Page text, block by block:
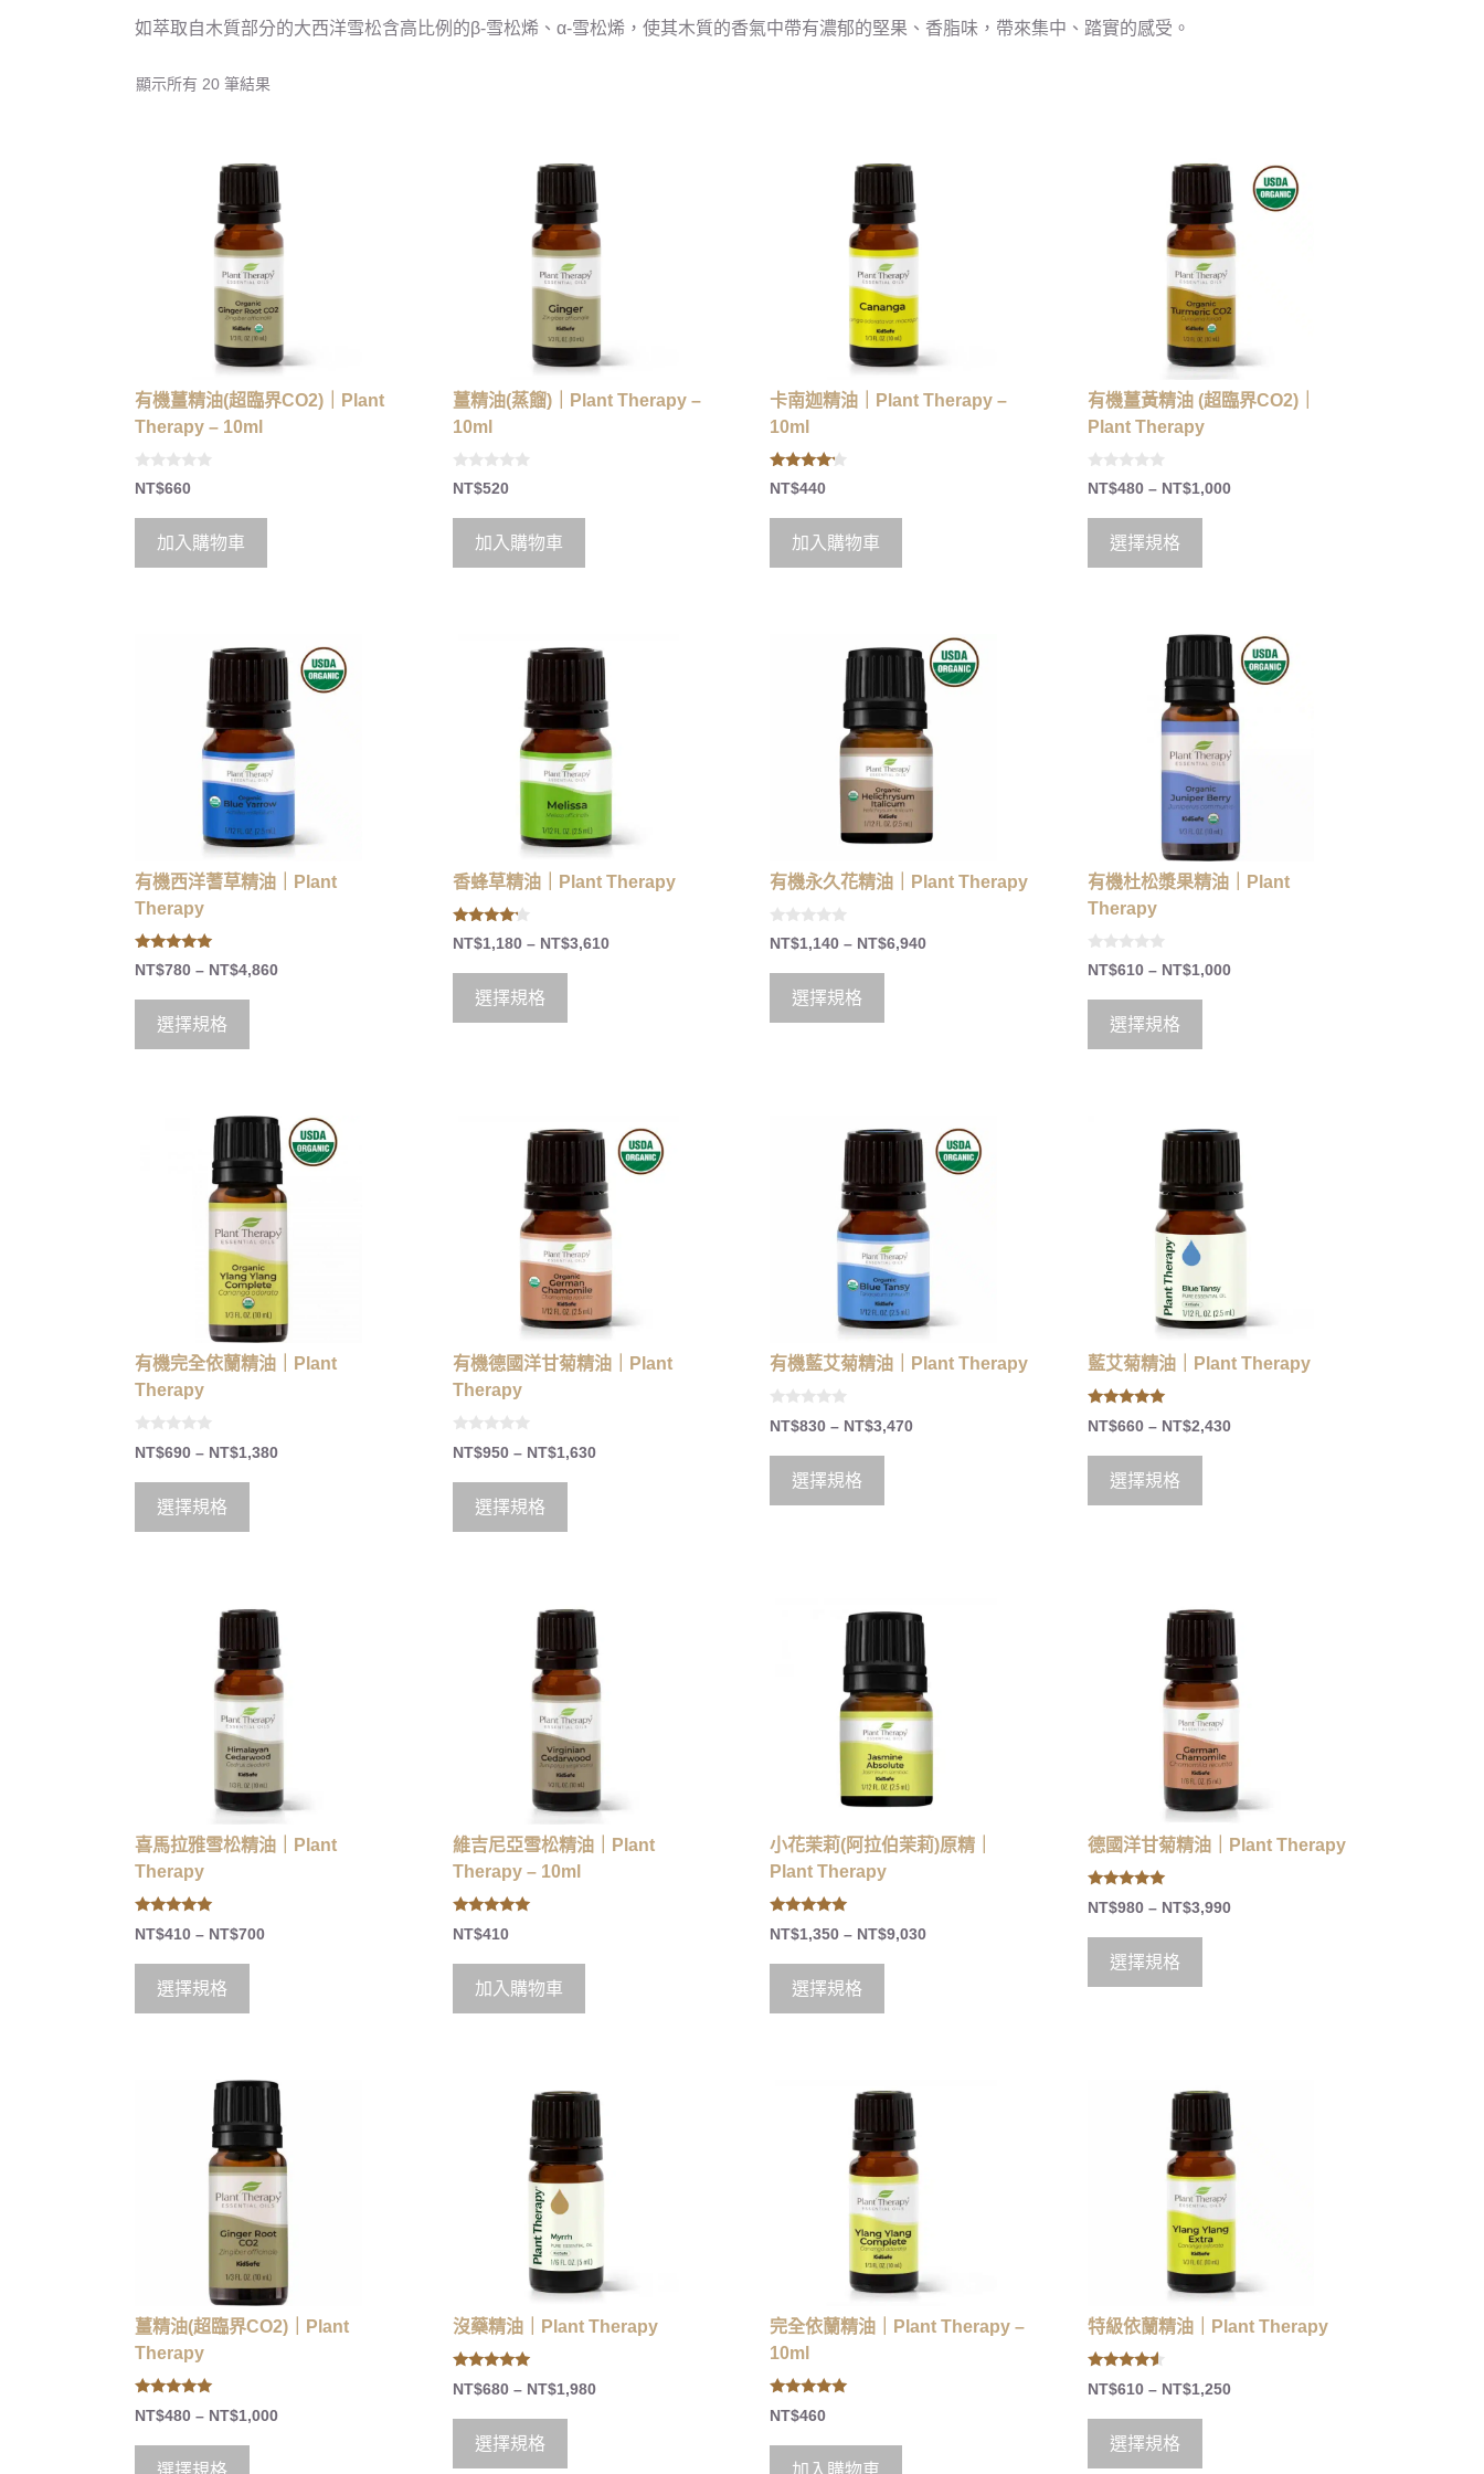
如萃取自木質部分的大西洋雪松含高比例的β-雪松烯、α-雪松烯，使其木質的香氣中帶有濃郁的堅果、香脂味，帶來集中、踏實的感受。
顯示所有 20 筆結果
有機薑精油(超臨界CO2)｜Plant
Therapy – 10ml
0
o
5
NT$660
加入購物車
薑精油(蒸餾)｜Plant Therapy –
10ml
0
o
5
NT$520
加入購物車
卡南迦精油｜Plant Therapy –
10ml
4.00
out of 5
NT$440
加入購物車
有機薑黃精油 (超臨界CO2)｜
Plant Therapy
0
o
5
NT$480 – NT$1,000
選擇規格
有機西洋蓍草精油｜Plant
Therapy
5.00
out of 5
NT$780 – NT$4,860
選擇規格
香蜂草精油｜Plant Therapy
4.00
out of 5
NT$1,180 – NT$3,610
選擇規格
有機永久花精油｜Plant Therapy
0
o
5
NT$1,140 – NT$6,940
選擇規格
有機杜松漿果精油｜Plant
Therapy
0
o
5
NT$610 – NT$1,000
選擇規格
有機完全依蘭精油｜Plant
Therapy
0
o
t
5
NT$690 – NT$1,380
選擇規格
有機德國洋甘菊精油｜Plant
Therapy
0
o
t
5
NT$950 – NT$1,630
選擇規格
有機藍艾菊精油｜Plant Therapy
0
o
t
5
NT$830 – NT$3,470
選擇規格
藍艾菊精油｜Plant Therapy
5.00
out of 5
NT$660 – NT$2,430
選擇規格
喜馬拉雅雪松精油｜Plant
Therapy
5.00
out of 5
NT$410 – NT$700
選擇規格
維吉尼亞雪松精油｜Plant
Therapy – 10ml
5.00
out of 5
NT$410
加入購物車
小花茉莉(阿拉伯茉莉)原精｜
Plant Therapy
5.00
out of 5
NT$1,350 – NT$9,030
選擇規格
德國洋甘菊精油｜Plant Therapy
5.00
out of 5
NT$980 – NT$3,990
選擇規格
薑精油(超臨界CO2)｜Plant
Therapy
5.00
out of 5
NT$480 – NT$1,000
選擇規格
沒藥精油｜Plant Therapy
5.00
out of 5
NT$680 – NT$1,980
選擇規格
完全依蘭精油｜Plant Therapy –
10ml
5.00
out of 5
NT$460
加入購物車
特級依蘭精油｜Plant Therapy
4.33
out of 5
NT$610 – NT$1,250
選擇規格